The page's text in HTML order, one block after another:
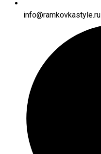
info@ramkovkastyle.ru